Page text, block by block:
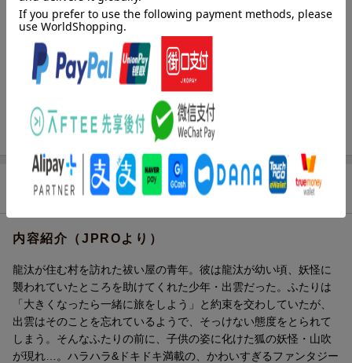
レーベル eyesコミックス
出版社 ホーム社
発行形態 コミック
ISBN 9784834264074
商品説明
内容紹介（JPROより）
龍汰が住む村を訪れた祓い屋の青年。彼は龍汰が幼い頃、妖怪に
襲われていたところを助けてくれた少年・出雲だった。ふたりは
「大きくなったら一緒に旅をしよう」と約束を交わしていたが、
出雲はそのことを忘れているようで、そっけない態度をとられて
しまう。そんなふたりの前に、子供の姿に化けた狐の妖怪・山吹
が現れ…。ハラハラ&ドキドキ満載の、かわいすぎるファンタジー